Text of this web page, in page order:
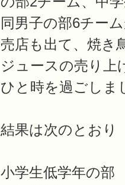
同男子の部6チー
売店も出て、焼き
ジュースの売り上
ひと時を過ごしま
結果は次のとおり
小学生低学年の部